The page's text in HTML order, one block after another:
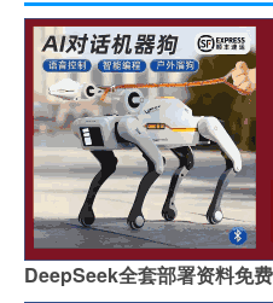
DeepSeek全套部署资料免